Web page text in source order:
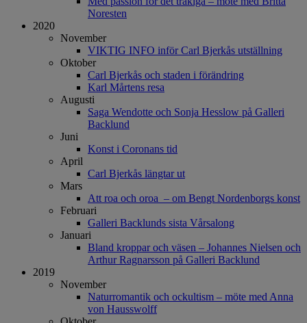
Noresten
2020
November
VIKTIG INFO inför Carl Bjerkås utställning
Oktober
Carl Bjerkås och staden i förändring
Karl Mårtens resa
Augusti
Saga Wendotte och Sonja Hesslow på Galleri
Backlund
Juni
Konst i Coronans tid
April
Carl Bjerkås längtar ut
Mars
Att roa och oroa – om Bengt Nordenborgs konst
Februari
Galleri Backlunds sista Vårsalong
Januari
Bland kroppar och väsen – Johannes Nielsen och
Arthur Ragnarsson på Galleri Backlund
2019
November
Naturromantik och ockultism – möte med Anna
von Hausswolff